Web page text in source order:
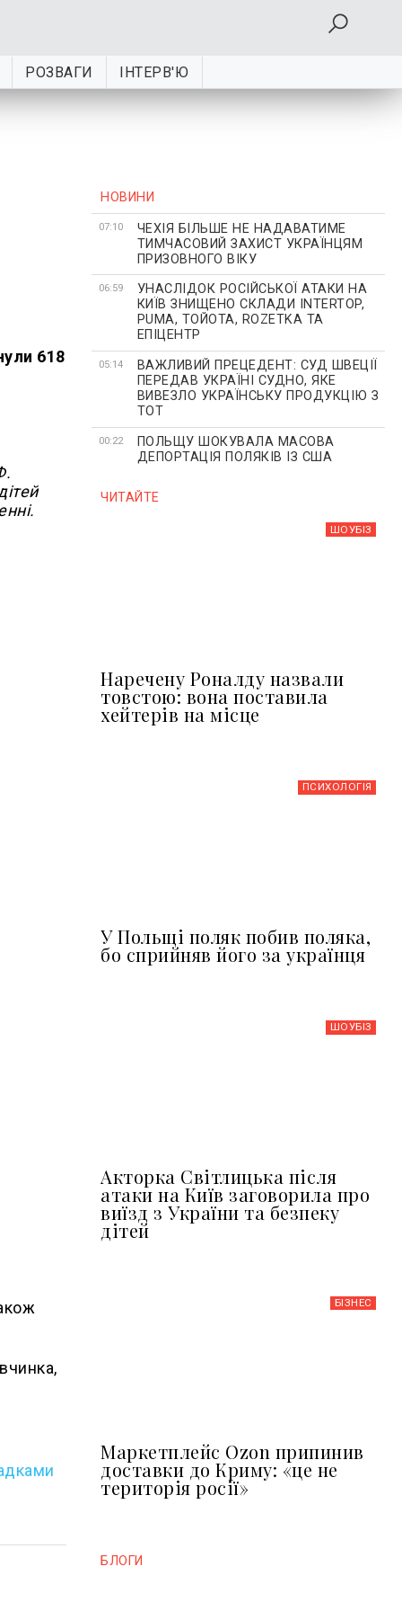
РОЗВАГИ ІНТЕРВ'Ю
618
НОВИНИ
07:10
ЧЕХІЯ БІЛЬШЕ НЕ НАДАВАТИМЕ
ТИМЧАСОВИЙ ЗАХИСТ УКРАЇНЦЯМ
ПРИЗОВНОГО ВІКУ
06:59
УНАСЛІДОК РОСІЙСЬКОЇ АТАКИ НА
КИЇВ ЗНИЩЕНО СКЛАДИ INTERTOP,
PUMA, ТОЙОТА, ROZETKA ТА
ЕПІЦЕНТР
05:14
ВАЖЛИВИЙ ПРЕЦЕДЕНТ: СУД ШВЕЦІЇ
ПЕРЕДАВ УКРАЇНІ СУДНО, ЯКЕ
ВИВЕЗЛО УКРАЇНСЬКУ ПРОДУКЦІЮ З
ТОТ
00:22
ПОЛЬЩУ ШОКУВАЛА МАСОВА
ДЕПОРТАЦІЯ ПОЛЯКІВ ІЗ США
ЧИТАЙТЕ
ШОУБIЗ
Наречену Роналду назвали
товстою: вона поставила
хейтерів на місце
ПСИХОЛОГІЯ
У Польщі поляк побив поляка,
бо сприйняв його за українця
ШОУБIЗ
Акторка Світлицька після
атаки на Київ заговорила про
виїзд з України та безпеку
дітей
БІЗНЕС
Маркетплейс Ozon припинив
доставки до Криму: «це не
територія росії»
БЛОГИ